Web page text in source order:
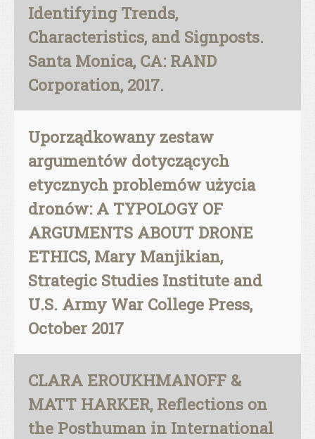
Identifying Trends,
Characteristics, and Signposts.
Santa Monica, CA: RAND
Corporation, 2017.
Uporządkowany zestaw
argumentów dotyczących
etycznych problemów użycia
dronów: A TYPOLOGY OF
ARGUMENTS ABOUT DRONE
ETHICS, Mary Manjikian,
Strategic Studies Institute and
U.S. Army War College Press,
October 2017
CLARA EROUKHMANOFF &
MATT HARKER, Reflections on
the Posthuman in International